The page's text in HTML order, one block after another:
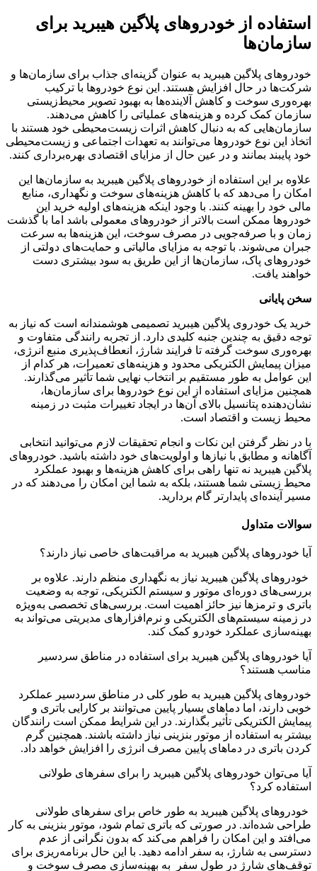
استفاده از خودروهای پلاگین هیبرید برای
سازمان‌ها
خودروهای پلاگین هیبرید به عنوان گزینه‌ای جذاب برای سازمان‌ها و
شرکت‌ها در حال افزایش هستند. این نوع خودروها با ترکیب
بهره‌وری سوخت و کاهش آلاینده‌ها به بهبود تصویر محیط‌زیستی
سازمان کمک کرده و هزینه‌های عملیاتی را کاهش می‌دهند.
سازمان‌هایی که به دنبال کاهش اثرات زیست‌محیطی خود هستند با
اتخاذ این نوع خودروها می‌توانند به تعهدات اجتماعی و زیست‌محیطی
خود پایبند بمانند و در عین حال از مزایای اقتصادی بهره‌برداری کنند.
علاوه بر این استفاده از خودروهای پلاگین هیبرید به سازمان‌ها این
امکان را می‌دهد که با کاهش هزینه‌های سوخت و نگهداری، منابع
مالی خود را بهینه کنند. با وجود اینکه هزینه‌های اولیه خرید این
خودروها ممکن است بالاتر از خودروهای معمولی باشد اما با گذشت
زمان و با صرفه‌جویی در مصرف سوخت، این هزینه‌ها به سرعت
جبران می‌شوند. با توجه به مزایای مالیاتی و حمایت‌های دولتی از
خودروهای پاک، سازمان‌ها از این طریق به سود بیشتری دست
خواهند یافت.
سخن پایانی
خرید یک خودروی پلاگین هیبرید تصمیمی هوشمندانه است که نیاز به
توجه دقیق به چندین جنبه کلیدی دارد. از تجربه رانندگی متفاوت و
بهره‌وری سوخت گرفته تا فرایند شارژ، انعطاف‌پذیری منبع انرژی،
میزان پیمایش الکتریکی محدود و هزینه‌های تعمیرات، هر کدام از
این عوامل به طور مستقیم بر انتخاب نهایی شما تأثیر می‌گذارند.
همچنین مزایای استفاده از این نوع خودروها برای سازمان‌ها،
نشان‌دهنده پتانسیل بالای آن‌ها در ایجاد تغییرات مثبت در زمینه
محیط زیست و اقتصاد است.
با در نظر گرفتن این نکات و انجام تحقیقات لازم می‌توانید انتخابی
آگاهانه و مطابق با نیازها و اولویت‌های خود داشته باشید. خودروهای
پلاگین هیبرید نه تنها راهی برای کاهش هزینه‌ها و بهبود عملکرد
محیط زیستی شما هستند، بلکه به شما این امکان را می‌دهند که در
مسیر آینده‌ای پایدارتر گام بردارید.
سوالات متداول
آیا خودروهای پلاگین هیبرید به مراقبت‌های خاصی نیاز دارند؟
خودروهای پلاگین هیبرید نیاز به نگهداری منظم دارند. علاوه بر
بررسی‌های دوره‌ای موتور و سیستم الکتریکی، توجه به وضعیت
باتری و ترمزها نیز حائز اهمیت است. بررسی‌های تخصصی به‌ویژه
در زمینه سیستم‌های الکتریکی و نرم‌افزارهای مدیریتی می‌تواند به
بهینه‌سازی عملکرد خودرو کمک کند.
آیا خودروهای پلاگین هیبرید برای استفاده در مناطق سردسیر
مناسب هستند؟
خودروهای پلاگین هیبرید به طور کلی در مناطق سردسیر عملکرد
خوبی دارند، اما دماهای بسیار پایین می‌توانند بر کارایی باتری و
پیمایش الکتریکی تأثیر بگذارند. در این شرایط ممکن است رانندگان
بیشتر به استفاده از موتور بنزینی نیاز داشته باشند. همچنین گرم
کردن باتری در دماهای پایین مصرف انرژی را افزایش خواهد داد.
آیا می‌توان خودروهای پلاگین هیبرید را برای سفرهای طولانی
استفاده کرد؟
خودروهای پلاگین هیبرید به طور خاص برای سفرهای طولانی
طراحی شده‌اند. در صورتی که باتری تمام شود، موتور بنزینی به کار
می‌افتد و این امکان را فراهم می‌کند که بدون نگرانی از عدم
دسترسی به شارژ، به سفر ادامه دهید. با این حال برنامه‌ریزی برای
توقف‌های شارژ در طول سفر به بهینه‌سازی مصرف سوخت و